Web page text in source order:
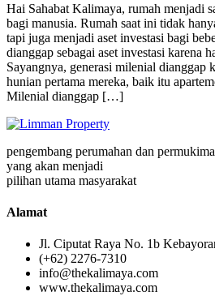
Hai Sahabat Kalimaya, rumah menjadi
bagi manusia. Rumah saat ini tidak
tapi juga menjadi aset investasi bagi
dianggap sebagai aset investasi karena
Sayangnya, generasi milenial dianggap
hunian pertama mereka, baik itu
Milenial dianggap […]
pengembang perumahan dan
yang akan menjadi
pilihan utama masyarakat
Alamat
Jl. Ciputat Raya No. 1b
(+62) 2276-7310
info@thekalimaya.com
www.thekalimaya.com